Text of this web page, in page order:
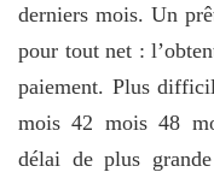
derniers mois. Un
pour tout net :
paiement. Plus
mois 42 mois 48
délai de plus